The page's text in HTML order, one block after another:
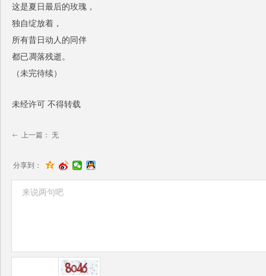
这是夏日最后的玫瑰，
独自绽放着，
所有昔日动人的同伴
都已凋落残逝。
（未完待续）
未经许可 不得转载
ꂃ 上一篇： 无
分享到：